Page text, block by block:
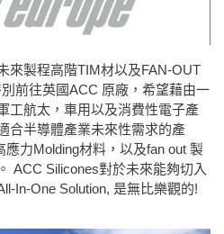
來製程高階TIM材以及FAN-OUT
前往英國ACC 原廠，希望藉由一
工航太，車用以及消費性電子產
合半導體產業未來性需求的產
力Molding材料，以及fan out 製
ACC Silicones對於未來能夠切入
In-One Solution, 是無比樂觀的!